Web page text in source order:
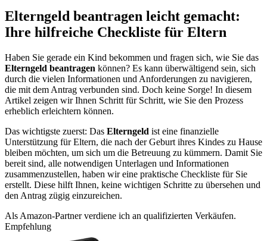
Elterngeld beantragen leicht gemacht:
Ihre hilfreiche Checkliste für Eltern
Haben Sie gerade ein Kind bekommen und fragen sich, wie Sie das
Elterngeld beantragen können? Es kann überwältigend sein, sich
durch die vielen Informationen und Anforderungen zu navigieren,
die mit dem Antrag verbunden sind. Doch keine Sorge! In diesem
Artikel zeigen wir Ihnen Schritt für Schritt, wie Sie den Prozess
erheblich erleichtern können.
Das wichtigste zuerst: Das Elterngeld ist eine finanzielle
Unterstützung für Eltern, die nach der Geburt ihres Kindes zu Hause
bleiben möchten, um sich um die Betreuung zu kümmern. Damit Sie
bereit sind, alle notwendigen Unterlagen und Informationen
zusammenzustellen, haben wir eine praktische Checkliste für Sie
erstellt. Diese hilft Ihnen, keine wichtigen Schritte zu übersehen und
den Antrag zügig einzureichen.
Als Amazon-Partner verdiene ich an qualifizierten Verkäufen.
Empfehlung